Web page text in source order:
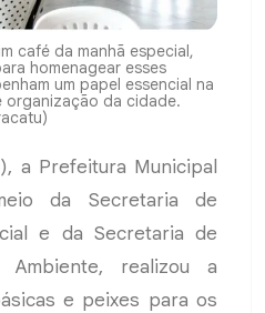
café da manhã especial,
homenagear esses
um papel essencial na
organização da cidade.
a Prefeitura Municipal
da Secretaria de
e da Secretaria de
realizou a
e peixes para os